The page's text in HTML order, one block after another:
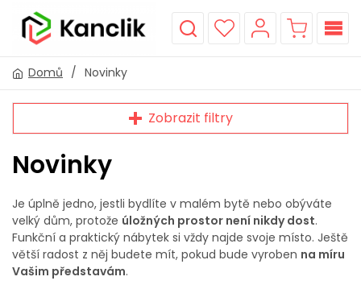
Domů / Novinky
Zobrazit filtry
Novinky
Je úplně jedno, jestli bydlíte v malém bytě nebo obýváte
velký dům, protože úložných prostor není nikdy dost.
Funkční a praktický nábytek si vždy najde svoje místo. Ještě
větší radost z něj budete mít, pokud bude vyroben na míru
Vašim představám.